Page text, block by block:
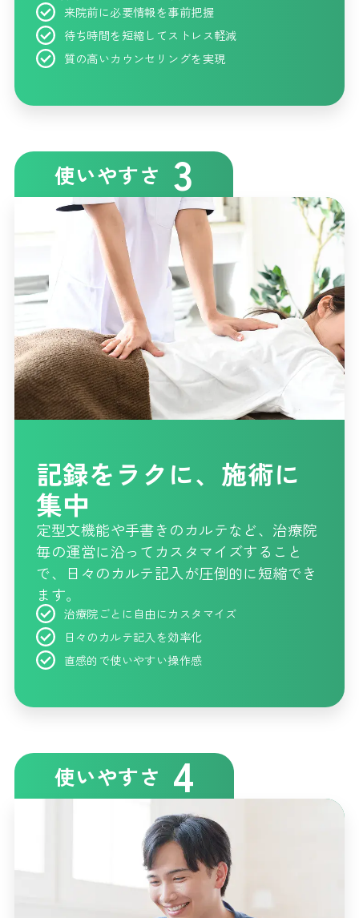
来院前に必要情報を事前把握
待ち時間を短縮してストレス軽減
質の高いカウンセリングを実現
使いやすさ 3
記録をラクに、施術に
集中
定型文機能や手書きのカルテなど、治療院
毎の運営に沿ってカスタマイズすること
で、日々のカルテ記入が圧倒的に短縮でき
ます。
治療院ごとに自由にカスタマイズ
日々のカルテ記入を効率化
直感的で使いやすい操作感
使いやすさ 4